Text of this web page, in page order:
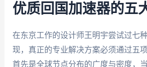
优质回国加速器的五
在东京工作的设计师王明宇尝试过七
现，真正的专业解决方案必须通过五
首先是全球节点分布的广度与密度，